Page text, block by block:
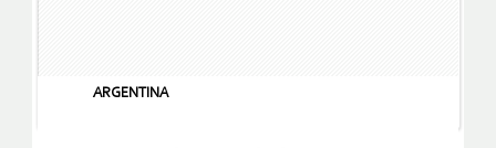
ARGENTINA